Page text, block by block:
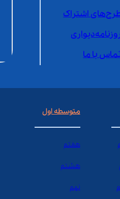
اشتراک
با ما
متوسطه اول
هفتم
هشتم
نهم